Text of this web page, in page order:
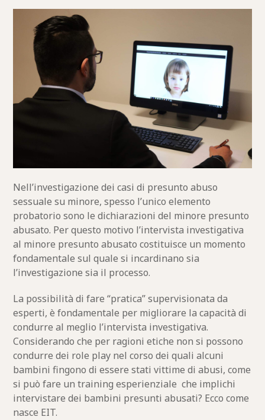
Nell’investigazione dei casi di presunto abuso
sessuale su minore, spesso l’unico elemento
probatorio sono le dichiarazioni del minore presunto
abusato. Per questo motivo l’intervista investigativa
al minore presunto abusato costituisce un momento
fondamentale sul quale si incardinano sia
l’investigazione sia il processo.
La possibilità di fare “pratica” supervisionata da
esperti, è fondamentale per migliorare la capacità di
condurre al meglio l’intervista investigativa.
Considerando che per ragioni etiche non si possono
condurre dei role play nel corso dei quali alcuni
bambini fingono di essere stati vittime di abusi, come
si può fare un training esperienziale che implichi
intervistare dei bambini presunti abusati? Ecco come
nasce EIT.